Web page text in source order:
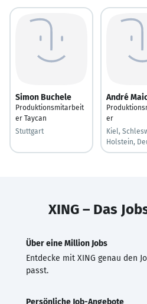
Simon Buchele
Produktionsmitarbeit
er Taycan
Stuttgart
André
er
Kiel,
Holstein,
XING – Das
Über eine Million Jobs
Entdecke mit XING genau den
passt.
Persönliche Job-Angebote